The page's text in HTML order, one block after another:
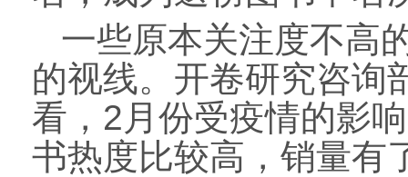
一些原本关注度不高
的视线。开卷研究咨询
看，2月份受疫情的影
书热度比较高，销量有